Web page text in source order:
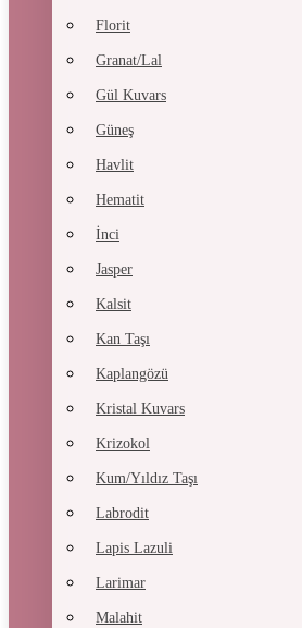
Florit
Granat/Lal
Gül Kuvars
Güneş
Havlit
Hematit
İnci
Jasper
Kalsit
Kan Taşı
Kaplangözü
Kristal Kuvars
Krizokol
Kum/Yıldız Taşı
Labrodit
Lapis Lazuli
Larimar
Malahit